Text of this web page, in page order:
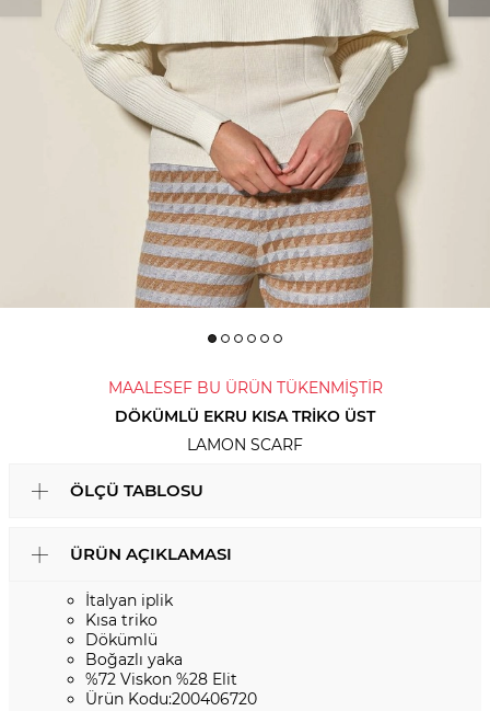
MAALESEF BU ÜRÜN TÜKENMİŞTİR
DÖKÜMLÜ EKRU KISA TRIKO ÜST
LAMON SCARF
ÖLÇÜ TABLOSU
ÜRÜN AÇIKLAMASI
İtalyan iplik
Kısa triko
Dökümlü
Boğazlı yaka
%72 Viskon %28 Elit
Ürün Kodu:200406720